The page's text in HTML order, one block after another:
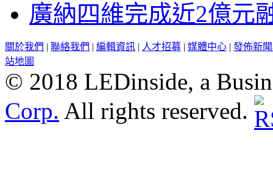
廣納四維完成近2億元
關於我們 | 聯絡我們 | 編輯資訊 | 人才招募 | 媒體中心 | 發佈新
站地圖
© 2018 LEDinside, a
Corp. All rights reserved.